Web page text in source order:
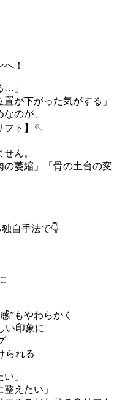
！
…」
が下がった気がする」
のが、
フト】🪡
ん。
の萎縮」「骨の土台の変
自手法で👇
”もやわらかく
い印象に
られる
」
えたい」